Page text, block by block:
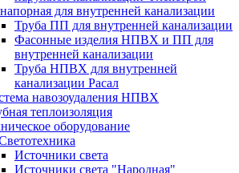
для внутренней канализации
Труба ПП для внутренней канализации
Фасонные изделия НПВХ и ПП для
внутренней канализации
Труба НПВХ для внутренней
канализации Расал
навозоудаления НПВХ
теплоизоляция
оборудование
Источники света
Источники света "Народная"